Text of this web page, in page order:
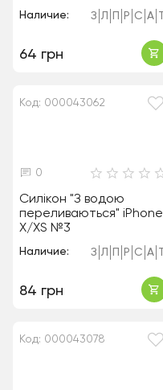
Наличие: З Л Р С А
64 грн
Код: 000043062
0
Силікон "З водою
переливаються" iPhone
X/XS №3
Наличие: З Л Р С А
84 грн
Код: 000043078